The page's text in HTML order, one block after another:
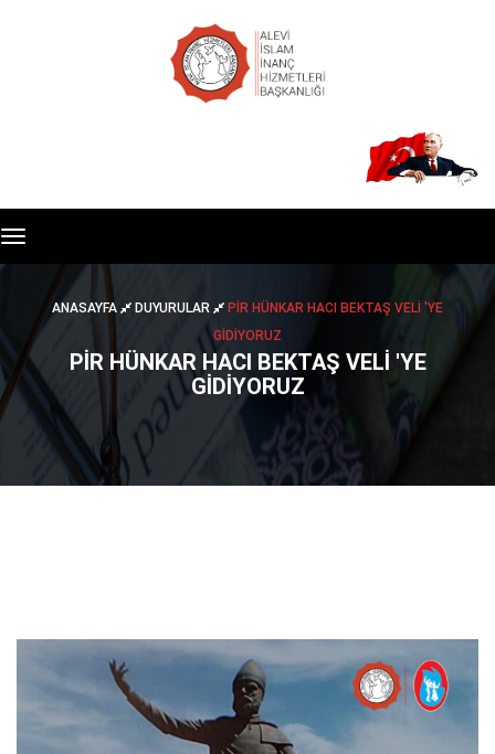
Toggle
navigation
ANASAYFA DUYURULAR
PIR HÜNKAR HACI BEKTAŞ VELI 'YE
GIDIYORUZ
PIR HÜNKAR HACI BEKTAŞ VELI 'YE
GIDIYORUZ